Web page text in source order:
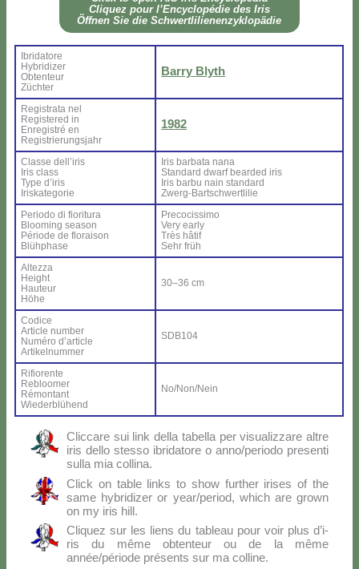
Cli­quez pour l’En­cy­clo­pé­die des Iris
Öff­nen Sie die Sch­wer­tli­lie­nen­zy­klo­pä­die
Ibri­da­to­re
Hy­bri­di­zer
Ob­ten­teur
Zü­ch­ter
Bar­ry Blyth
Re­gi­stra­ta nel
Re­gi­ste­red in
En­re­gi­stré en
Re­gi­strie­rung­sjahr
1982
Clas­se del­l’i­ris
Iris class
Ty­pe d’i­ris
Iri­ska­te­go­rie
Iris bar­ba­ta na­na
Stan­dard dwarf bear­ded iris
Iris bar­bu nain stan­dard
Zwerg-Bar­ts­ch­wer­tli­lie
Pe­rio­do di fio­ri­tu­ra
Bloo­ming sea­son
Pé­rio­de de flo­rai­son
Blü­h­pha­se
Pre­co­cis­si­mo
Ve­ry ear­ly
Très hâ­tif
Sehr früh
Al­tez­za
Height
Hau­teur
Hö­he
30–36 cm
Co­di­ce
Ar­ti­cle num­ber
Nu­mé­ro d’ar­ti­cle
Ar­ti­kel­num­mer
SDB104
Ri­fio­ren­te
Re­bloo­mer
Ré­mon­tant
Wie­der­blü­hend
No/Non/Nein
Clic­ca­re sui link del­la ta­bel­la per vi­sua­liz­za­re al­tre
iris del­lo stes­so ibri­da­to­re o anno/periodo pre­sen­ti
sul­la mia col­li­na.
Click on ta­ble links to show fur­ther iri­ses of the
sa­me hy­bri­di­zer or year/period, which are gro­wn
on my iris hill.
Cli­quez sur les liens du ta­bleau pour voir plus d’i­
ris du mê­me ob­ten­teur ou de la mê­me
année/période pré­sen­ts sur ma col­li­ne.